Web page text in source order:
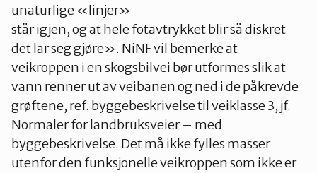
unaturlige «linjer»
står igjen, og at hele fotavtrykket blir så diskret
det lar seg gjøre». NiNF vil bemerke at
veikroppen i en skogsbilvei bør utformes slik at
vann renner ut av veibanen og ned i de påkrevde
grøftene, ref. byggebeskrivelse til veiklasse 3, jf.
Normaler for landbruksveier – med
byggebeskrivelse. Det må ikke fylles masser
utenfor den funksjonelle veikroppen som ikke er